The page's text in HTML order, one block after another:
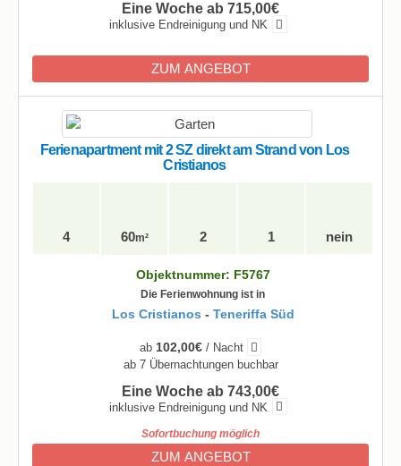
Eine Woche ab 715,00€
inklusive Endreinigung und NK
ZUM ANGEBOT
Ferienapartment mit 2 SZ direkt am Strand von Los
Cristianos
4 60m² 2 1 nein
Objektnummer: F5767
Die Ferienwohnung ist in
Los Cristianos - Teneriffa Süd
ab 102,00€/ Nacht
ab 7 Übernachtungen buchbar
Eine Woche ab 743,00€
inklusive Endreinigung und NK
Sofortbuchung möglich
ZUM ANGEBOT